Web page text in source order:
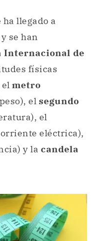
ha llegado a
se han
Internacional de
físicas
metro
el segundo
el
eléctrica),
y la candela